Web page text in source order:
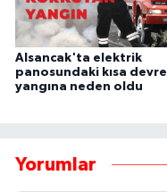
Alsancak'ta elektrik
panosundaki kısa devre
yangına neden oldu
Yorumlar